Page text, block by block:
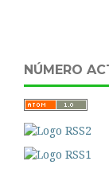
NÚMERO